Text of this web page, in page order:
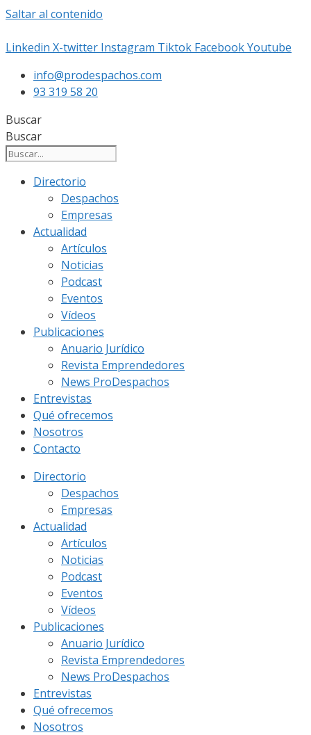
Saltar al contenido
Linkedin X-twitter Instagram Tiktok FacebookYoutube
info@prodespachos.com
93 319 58 20
Buscar
Buscar
Directorio
Despachos
Empresas
Actualidad
Artículos
Noticias
Podcast
Eventos
Vídeos
Publicaciones
Anuario Jurídico
Revista Emprendedores
News ProDespachos
Entrevistas
Qué ofrecemos
Nosotros
Contacto
Directorio
Despachos
Empresas
Actualidad
Artículos
Noticias
Podcast
Eventos
Vídeos
Publicaciones
Anuario Jurídico
Revista Emprendedores
News ProDespachos
Entrevistas
Qué ofrecemos
Nosotros